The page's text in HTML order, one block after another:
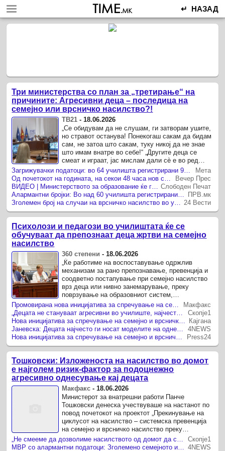
↵ НАЗАД
Три министерства со план за „третирање“ на
причините: Агресивни деца – последица на
семејно или врсничко насилство?!
ТВ21 - 18.06.2026
„Се обидувам да не слушам, ги затворам ушите,
но стравот останува! Понекогаш сакам да бидам
сам, не затоа што сакам, туку никој да не знае
што имам внатре во себе!“ „Другите деца се
смеат и играат, јас мислам дали сè е во ред
дома!“ Со овие пораки започна
меѓуминистерската ...
Мета
Вечер Прес
Слободен Печат
ПРВ.мк
24 Вести
Психолози и педагози во училиштата ќе се
обучуваат да препознаат деца жртви на семејно
насилство
360 степени - 18.06.2026
„Ќе работиме на воспоставување одржлив
механизам за рано препознавање, превенција и
соодветно постапување при семејно насилство
врз деца или нивно занемарување, преку
поврзување на образовниот систем,
институциите и семејствата во заедничка мрежа
за заштита и поддршка“, рече ...
Макфакс
Скопје1
Кајгана
4NEWS
Press24
Тошковски: Изложеноста на насилство во домот
е најголем ризик-фактор за подоцнежно
агресивно однесување кај децата
Макфакс -18.06.2026
Министерот за внатрешни работи Панче
Тошковски денеска учествуваше на настанот по
повод почетокот на проектот „Прекинување на
циклусот на насилство – системска превенција
на семејно и врсничко насилство преку
образовниот систем“, организиран во Владата на
Република Северна ...
„Не смееме да дозволиме насилството од домот да се пресели во училиштата“, вели Тошковски
Скопје1
МВР со алармантни податоци: Зголемено семејното и врсничкото насилство кај децата 4NEWS